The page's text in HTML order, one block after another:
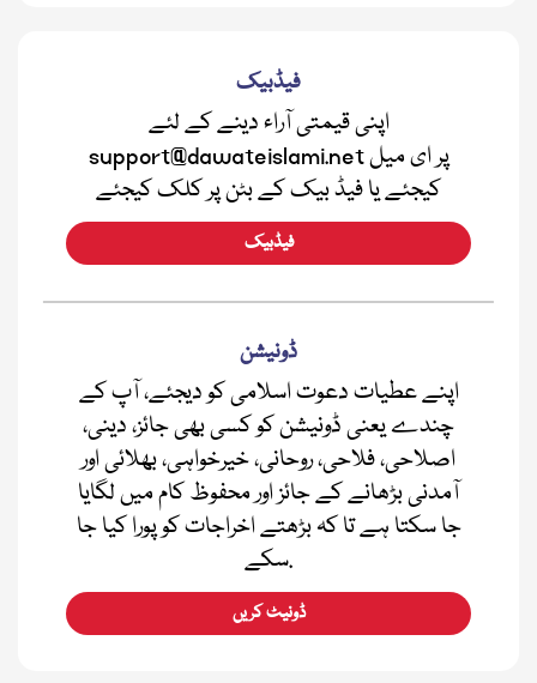
فیڈبیک
اپنی قیمتی آراء دینے کے لئے
support@dawateislami.net پر ای میل
کیجئے یا فیڈ بیک کے بٹن پر کلک کیجئے
فیڈبیک
ڈونیشن
اپنے عطیات دعوت اسلامی کو دیجئے، آپ کے
چندے یعنی ڈونیشن کو کسی بھی جائز، دینی،
اصلاحی، فلاحی، روحانی، خیرخواہی، بھلائی اور
آمدنی بڑھانے کے جائز اور محفوظ کام میں لگایا
جا سکتا ہے تا کہ بڑھتے اخراجات کو پورا کیا جا
سکے.
ڈونیٹ کریں